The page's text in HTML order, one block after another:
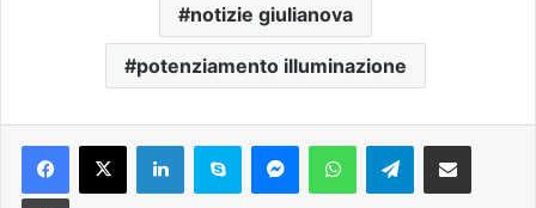
notizie giulianova
potenziamento illuminazione
Telegram